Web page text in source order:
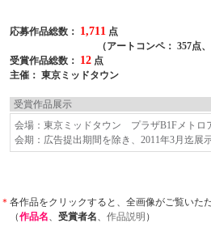
応募作品総数： 1,711 点
（アートコンペ： 357点、デザ
受賞作品総数： 12 点
主催： 東京ミッドタウン
受賞作品展示
会場：東京ミッドタウン プラザB1Fメトロ
会期：広告提出期間を除き、2011年3月迄展
＊ 各作品をクリックすると、全画像がご覧いた
（作品名、 受賞者名、 作品説明 ）